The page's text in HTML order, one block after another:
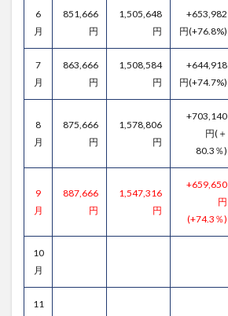
6
月
851,666
円
1,505,648
円
+653,982
円(+76.8%)
7
月
863,666
円
1,508,584
円
+644,918
円(+74.7%)
8
月
875,666
円
1,578,806
円
+703,140
円(＋
80.3％)
9
月
887,666
円
1,547,316
円
+659,650
円
(+74.3％)
10
月
11